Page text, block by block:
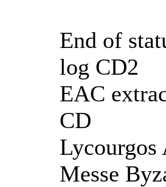
End of
log CD2
EAC
CD
Messe